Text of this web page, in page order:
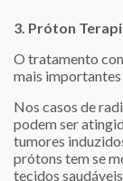
3. Próton
O tratamento
mais
Nos casos de
podem ser
tumores
prótons tem se
tecidos